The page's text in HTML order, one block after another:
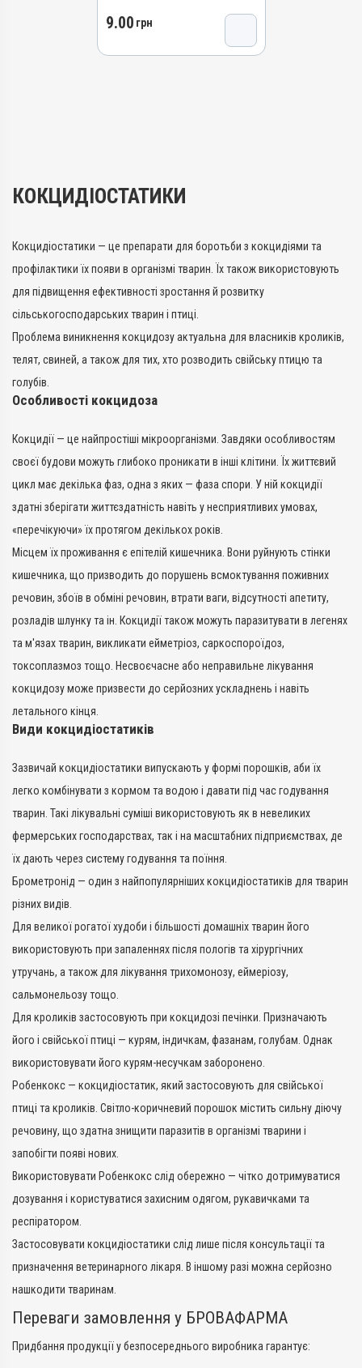
Кролики, Індики, Кури
Застосування
4820012502899
Діючи речовини
Види тварин
Кролики, Індики, Кури
Застосування
Перорально з кормом
9.00 грн
КОКЦИДІОСТАТИКИ
Кокцидіостатики — це препарати для боротьби з кокцидіями та
профілактики їх появи в організмі тварин. Їх також використовують
для підвищення ефективності зростання й розвитку
сільськогосподарських тварин і птиці.
Проблема виникнення кокцидозу актуальна для власників кроликів,
телят, свиней, а також для тих, хто розводить свійську птицю та
голубів.
Особливості кокцидоза
Кокцидії — це найпростіші мікроорганізми. Завдяки особливостям
своєї будови можуть глибоко проникати в інші клітини. Їх життєвий
цикл має декілька фаз, одна з яких — фаза спори. У ній кокцидії
здатні зберігати життєздатність навіть у несприятливих умовах,
«перечікуючи» їх протягом декількох років.
Місцем їх проживання є епітелій кишечника. Вони руйнують стінки
кишечника, що призводить до порушень всмоктування поживних
речовин, збоїв в обміні речовин, втрати ваги, відсутності апетиту,
розладів шлунку та ін. Кокцидії також можуть паразитувати в легенях
та м'язах тварин, викликати ейметріоз, саркоспороїдоз,
токсоплазмоз тощо. Несвоєчасне або неправильне лікування
кокцидозу може призвести до серйозних ускладнень і навіть
летального кінця.
Види кокцидіостатиків
Зазвичай кокцидіостатики випускають у формі порошків, аби їх
легко комбінувати з кормом та водою і давати під час годування
тварин. Такі лікувальні суміші використовують як в невеликих
фермерських господарствах, так і на масштабних підприємствах, де
їх дають через систему годування та поїння.
Брометронід — один з найпопулярніших кокцидіостатиків для тварин
різних видів.
Для великої рогатої худоби і більшості домашніх тварин його
використовують при запаленнях після пологів та хірургічних
утручань, а також для лікування трихомонозу, еймеріозу,
сальмонельозу тощо.
Для кроликів застосовують при кокцидозі печінки. Призначають
його і свійської птиці — курям, індичкам, фазанам, голубам. Однак
використовувати його курям-несучкам заборонено.
Робенкокс — кокцидіостатик, який застосовують для свійської
птиці та кроликів. Світло-коричневий порошок містить сильну діючу
речовину, що здатна знищити паразитів в організмі тварини і
запобігти появі нових.
Використовувати Робенкокс слід обережно — чітко дотримуватися
дозування і користуватися захисним одягом, рукавичками та
респіратором.
Застосовувати кокцидіостатики слід лише після консультації та
призначення ветеринарного лікаря. В іншому разі можна серйозно
нашкодити тваринам.
Переваги замовлення у БРОВАФАРМА
Придбання продукції у безпосереднього виробника гарантує: